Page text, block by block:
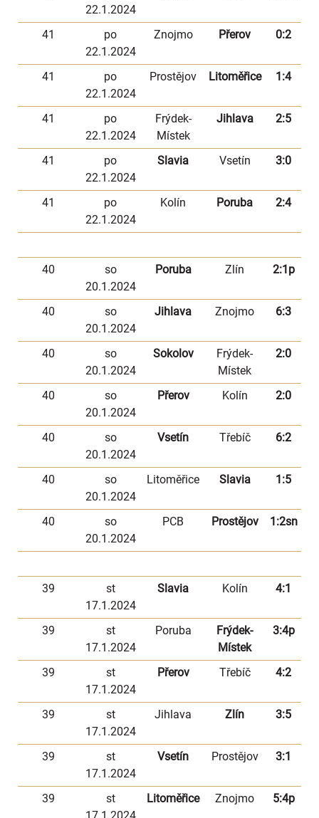
22.1.2024
41
po
22.1.2024
Znojmo Přerov 0:2
41
po
22.1.2024
Prostějov Litoměřice 1:4
41
po
22.1.2024
Frýdek-
Místek
Jihlava 2:5
41
po
22.1.2024
Slavia Vsetín 3:0
41
po
22.1.2024
Kolín Poruba 2:4
40
so
20.1.2024
Poruba Zlín 2:1p
40
so
20.1.2024
Jihlava Znojmo 6:3
40
so
20.1.2024
Sokolov
Frýdek-
Místek
2:0
40
so
20.1.2024
Přerov Kolín 2:0
40
so
20.1.2024
Vsetín Třebíč 6:2
40
so
20.1.2024
Litoměřice Slavia 1:5
40
so
20.1.2024
PCB Prostějov 1:2sn
39
st
17.1.2024
Slavia Kolín 4:1
39
st
17.1.2024
Poruba
Frýdek-
Místek
3:4p
39
st
17.1.2024
Přerov Třebíč 4:2
39
st
17.1.2024
Jihlava Zlín 3:5
39
st
17.1.2024
Vsetín Prostějov 3:1
39
st
Litoměřice Znojmo 5:4p